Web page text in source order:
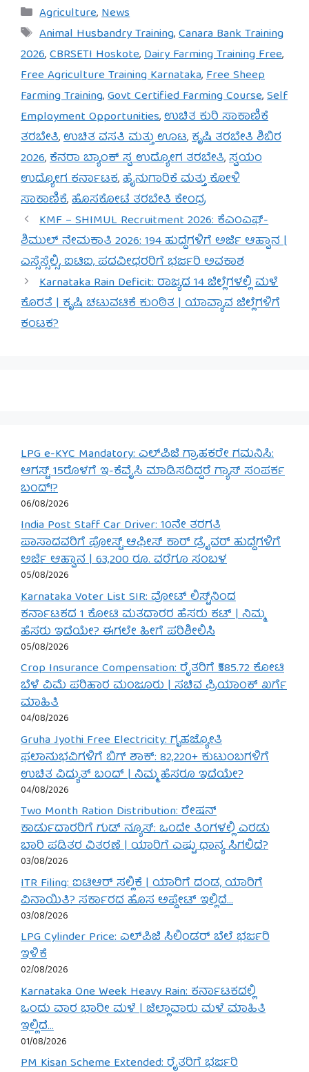
Categories
Agriculture,News
Tags
Animal Husbandry Training,Canara Bank Training
2026,CBRSETI Hoskote,Dairy Farming Training Free,
Free Agriculture Training Karnataka,Free Sheep
Farming Training,Govt Certified Farming Course,Self
Employment Opportunities,ಉಚಿತ ಕುರಿ ಸಾಕಾಣಿಕೆ
ತರಬೇತಿ,ಉಚಿತ ವಸತಿ ಮತ್ತು ಊಟ,ಕೃಷಿ ತರಬೇತಿ ಶಿಬಿರ
2026,ಕೆನರಾ ಬ್ಯಾಂಕ್ ಸ್ವ ಉದ್ಯೋಗ ತರಬೇತಿ,ಸ್ವಯಂ
ಉದ್ಯೋಗ ಕರ್ನಾಟಕ,ಹೈನುಗಾರಿಕೆ ಮತ್ತು ಕೋಳಿ
ಸಾಕಾಣಿಕೆ,ಹೊಸಕೋಟೆ ತರಬೇತಿ ಕೇಂದ್ರ
KMF – SHIMUL Recruitment 2026: ಕೆಎಂಎಫ್-
ಶಿಮುಲ್ ನೇಮಕಾತಿ 2026: 194 ಹುದ್ದೆಗಳಿಗೆ ಅರ್ಜಿ ಆಹ್ವಾನ |
ಎಸ್ಸೆಸ್ಸೆಲ್ಸಿ, ಐಟಿಐ, ಪದವೀಧರರಿಗೆ ಭರ್ಜರಿ ಅವಕಾಶ
Karnataka Rain Deficit: ರಾಜ್ಯದ 14 ಜಿಲ್ಲೆಗಳಲ್ಲಿ ಮಳೆ
ಕೊರತೆ | ಕೃಷಿ ಚಟುವಟಿಕೆ ಕುಂಠಿತ | ಯಾವ್ಯಾವ ಜಿಲ್ಲೆಗಳಿಗೆ
ಕಂಟಕ?
LPG e-KYC Mandatory: ಎಲ್‌ಪಿಜಿ ಗ್ರಾಹಕರೇ ಗಮನಿಸಿ:
ಆಗಸ್ಟ್ 15ರೊಳಗೆ ಇ-ಕೆವೈಸಿ ಮಾಡಿಸದಿದ್ದರೆ ಗ್ಯಾಸ್ ಸಂಪರ್ಕ
ಬಂದ್!?
06/08/2026
India Post Staff Car Driver: 10ನೇ ತರಗತಿ
ಪಾಸಾದವರಿಗೆ ಪೋಸ್ಟ್ ಆಫೀಸ್ ಕಾರ್ ಡ್ರೈವರ್ ಹುದ್ದೆಗಳಿಗೆ
ಅರ್ಜಿ ಆಹ್ವಾನ | 63,200 ರೂ. ವರೆಗೂ ಸಂಬಳ
05/08/2026
Karnataka Voter List SIR: ವೋಟ್ ಲಿಸ್ಟ್‌ನಿಂದ
ಕರ್ನಾಟಕದ 1 ಕೋಟಿ ಮತದಾರರ ಹೆಸರು ಕಟ್ | ನಿಮ್ಮ
ಹೆಸರು ಇದೆಯೇ? ಈಗಲೇ ಹೀಗೆ ಪರಿಶೀಲಿಸಿ
05/08/2026
Crop Insurance Compensation: ರೈತರಿಗೆ ₹585.72 ಕೋಟಿ
ಬೆಳೆ ವಿಮೆ ಪರಿಹಾರ ಮಂಜೂರು | ಸಚಿವ ಪ್ರಿಯಾಂಕ್ ಖರ್ಗೆ
ಮಾಹಿತಿ
04/08/2026
Gruha Jyothi Free Electricity: ಗೃಹಜ್ಯೋತಿ
ಫಲಾನುಭವಿಗಳಿಗೆ ಬಿಗ್ ಶಾಕ್: 82,220+ ಕುಟುಂಬಗಳಿಗೆ
ಉಚಿತ ವಿದ್ಯುತ್ ಬಂದ್ | ನಿಮ್ಮ ಹೆಸರೂ ಇದೆಯೇ?
04/08/2026
Two Month Ration Distribution: ರೇಷನ್
ಕಾರ್ಡುದಾರರಿಗೆ ಗುಡ್ ನ್ಯೂಸ್: ಒಂದೇ ತಿಂಗಳಲ್ಲಿ ಎರಡು
ಬಾರಿ ಪಡಿತರ ವಿತರಣೆ | ಯಾರಿಗೆ ಎಷ್ಟು ಧಾನ್ಯ ಸಿಗಲಿದೆ?
03/08/2026
ITR Filing: ಐಟಿಆರ್ ಸಲ್ಲಿಕೆ | ಯಾರಿಗೆ ದಂಡ, ಯಾರಿಗೆ
ವಿನಾಯಿತಿ? ಸರ್ಕಾರದ ಹೊಸ ಅಪ್ಡೇಟ್ ಇಲ್ಲಿದೆ…
03/08/2026
LPG Cylinder Price: ಎಲ್‌ಪಿಜಿ ಸಿಲಿಂಡರ್ ಬೆಲೆ ಭರ್ಜರಿ
ಇಳಿಕೆ
02/08/2026
Karnataka One Week Heavy Rain: ಕರ್ನಾಟಕದಲ್ಲಿ
ಒಂದು ವಾರ ಭಾರೀ ಮಳೆ | ಜಿಲ್ಲಾವಾರು ಮಳೆ ಮಾಹಿತಿ
ಇಲ್ಲಿದೆ…
01/08/2026
PM Kisan Scheme Extended: ರೈತರಿಗೆ ಭರ್ಜರಿ